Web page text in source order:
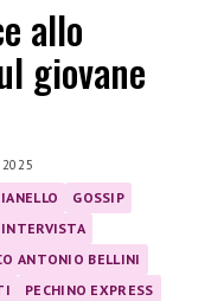
allo
giovane
GOSSIP
INTERVISTA
ANTONIO BELLINI
PECHINO EXPRESS